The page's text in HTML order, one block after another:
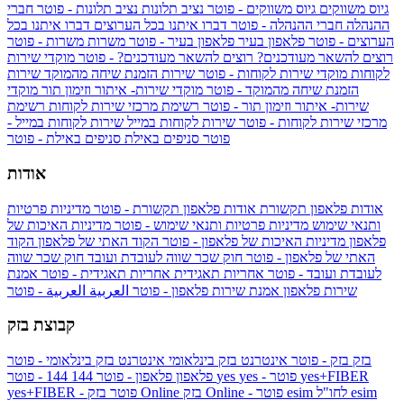
גיוס משווקים גיוס משווקים - פוטר נציב תלונות נציב תלונות - פוטר חברי
ההנהלה חברי ההנהלה - פוטר דברו איתנו בכל הערוצים דברו איתנו בכל
הערוצים - פוטר פלאפון בעיר פלאפון בעיר - פוטר משרות משרות - פוטר
רוצים להשאר מעודכנים? רוצים להשאר מעודכנים? - פוטר מוקדי שירות
לקוחות מוקדי שירות לקוחות - פוטר שירות הזמנת שיחה מהמוקד שירות
הזמנת שיחה מהמוקד - פוטר מוקדי שירות- איתור וזימון תור מוקדי
שירות- איתור וזימון תור - פוטר רשימת מרכזי שירות לקוחות רשימת
מרכזי שירות לקוחות - פוטר שירות לקוחות במייל שירות לקוחות במייל -
פוטר סניפים באילת סניפים באילת - פוטר
אודות
אודות פלאפון תקשורת אודות פלאפון תקשורת - פוטר מדיניות פרטיות
ותנאי שימוש מדיניות פרטיות ותנאי שימוש - פוטר מדיניות האיכות של
פלאפון מדיניות האיכות של פלאפון - פוטר הקוד האתי של פלאפון הקוד
האתי של פלאפון - פוטר חוק שכר שווה לעובדת ועובד חוק שכר שווה
לעובדת ועובד - פוטר אחריות תאגידית אחריות תאגידית - פוטר אמנת
שירות פלאפון אמנת שירות פלאפון - פוטר العربية العربية - פוטר
קבוצת בזק
בזק בזק - פוטר אינטרנט בזק בינלאומי אינטרנט בזק בינלאומי - פוטר
פלאפון פלאפון - פוטר 144 yes
yes+FIBER
yes+FIBER - פוטר בזק Online esim